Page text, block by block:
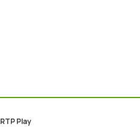
RTP Play